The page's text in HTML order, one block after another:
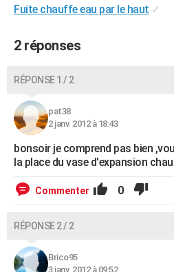
CARTE DE VOEUX
DICTIONNAIRE
S'inscrire
Se connecter
Lycées
Collèges
Primaires
Universités
Entreprises
Service militaire
Avis de recherche
AVIS DE DÉCÈS
FORUM
Fuite chauffe eau par le haut ✓
2 réponses
RÉPONSE 1 / 2
pat38
2 janv. 2012 à 18:43
bonsoir je comprend pas bien
la place du vase d'expansion
Commenter 0
RÉPONSE 2 / 2
Brico95
3 janv. 2012 à 09:52